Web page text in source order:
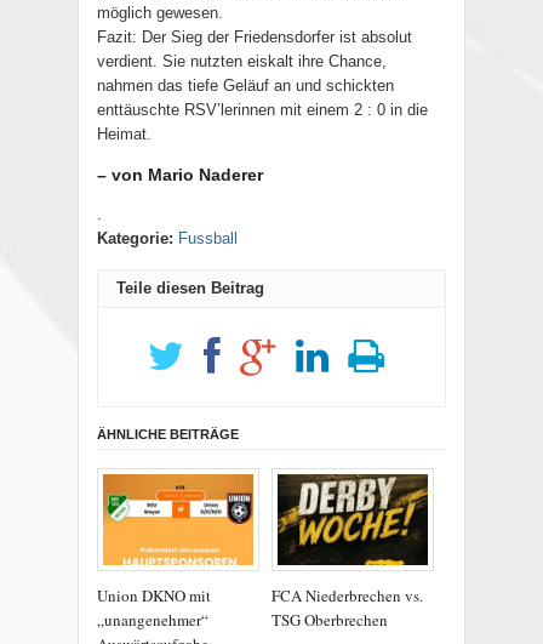
möglich gewesen.
Fazit: Der Sieg der Friedensdorfer ist absolut
verdient. Sie nutzten eiskalt ihre Chance,
nahmen das tiefe Geläuf an und schickten
enttäuschte RSV’lerinnen mit einem 2 : 0 in die
Heimat.
– von Mario Naderer
.
Kategorie: Fussball
Teile diesen Beitrag
ÄHNLICHE BEITRÄGE
Union DKNO mit
„unangenehmer“
FCA Niederbrechen vs.
TSG Oberbrechen